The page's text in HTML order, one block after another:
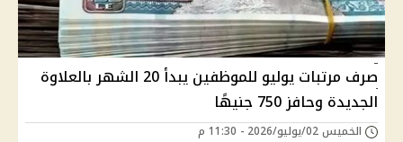
صرف مرتبات يوليو للموظفين يبدأ 20 الشهر بالعلاوة
الجديدة وحافز 750 جنيهًا
الخميس 02/يوليو/2026 - 11:30 م